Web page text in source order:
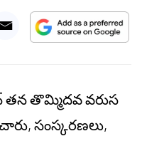
తన తొమ్మిదవ వరుస
సంస్కరణలు,